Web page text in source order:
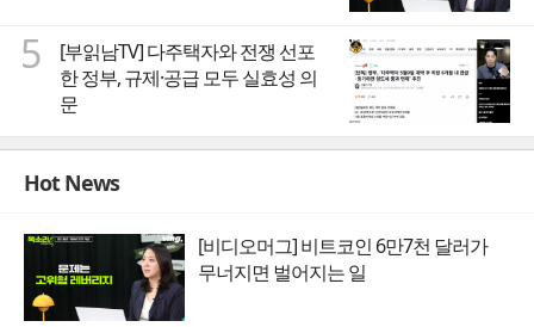
5
[부읽남TV] 다주택자와 전쟁 선포
한 정부, 규제·공급 모두 실효성 의
문
Hot News
[비디오머그] 비트코인 6만7천 달러가
무너지면 벌어지는 일